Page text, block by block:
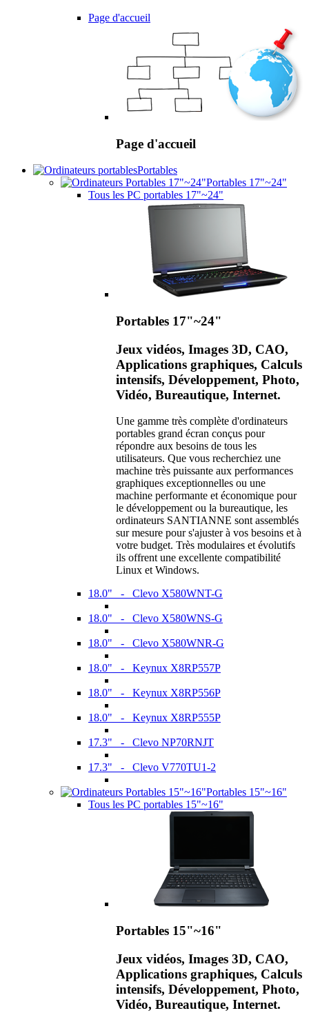
Page d'accueil
Page d'accueil
Portables
Portables 17"~24"
Tous les PC portables 17"~24"
Portables 17"~24"
Jeux vidéos, Images 3D, CAO,
Applications graphiques, Calculs
intensifs, Développement, Photo,
Vidéo, Bureautique, Internet.
Une gamme très complète d'ordinateurs
portables grand écran conçus pour
répondre aux besoins de tous les
utilisateurs. Que vous recherchiez une
machine très puissante aux performances
graphiques exceptionnelles ou une
machine performante et économique pour
le développement ou la bureautique, les
ordinateurs SANTIANNE sont assemblés
sur mesure pour s'ajuster à vos besoins et à
votre budget. Très modulaires et évolutifs
ils offrent une excellente compatibilité
Linux et Windows.
18.0" - Clevo X580WNT-G
18.0" - Clevo X580WNS-G
18.0" - Clevo X580WNR-G
18.0" - Keynux X8RP557P
18.0" - Keynux X8RP556P
18.0" - Keynux X8RP555P
17.3" - Clevo NP70RNJT
17.3" - Clevo V770TU1-2
Portables 15"~16"
Tous les PC portables 15"~16"
Portables 15"~16"
Jeux vidéos, Images 3D, CAO,
Applications graphiques, Calculs
intensifs, Développement, Photo,
Vidéo, Bureautique, Internet.